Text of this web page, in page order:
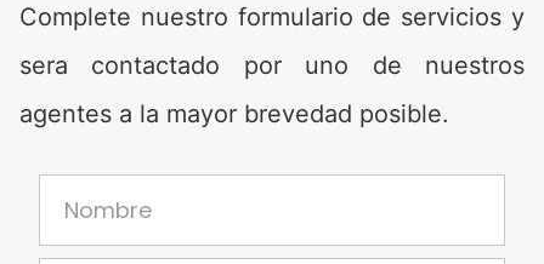
Complete nuestro formulario de servicios y
sera contactado por uno de nuestros
agentes a la mayor brevedad posible.